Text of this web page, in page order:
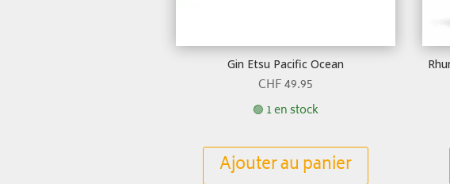
Gin Etsu Pacific Ocean
CHF49.95
🟢 1 en stock
Ajouter au panier